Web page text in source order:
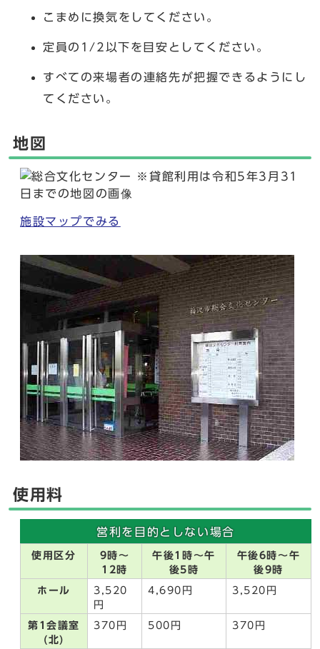
こまめに換気をしてください。
定員の1/2以下を目安としてください。
すべての来場者の連絡先が把握できるようにし
てください。
地図
施設マップでみる
使用料
営利を目的としない場合
使用区分
9時～
12時
午後1時～午
後5時
午後6時～午
後9時
ホール
3,520
円
4,690円 3,520円
第1会議室
(北)
370円 500円 370円